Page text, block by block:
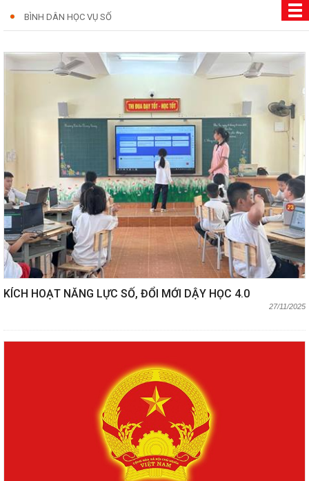
BÌNH DÂN HỌC VỤ SỐ
KÍCH HOẠT NĂNG LỰC SỐ, ĐỔI MỚI DẬY HỌC 4.0
27/11/2025